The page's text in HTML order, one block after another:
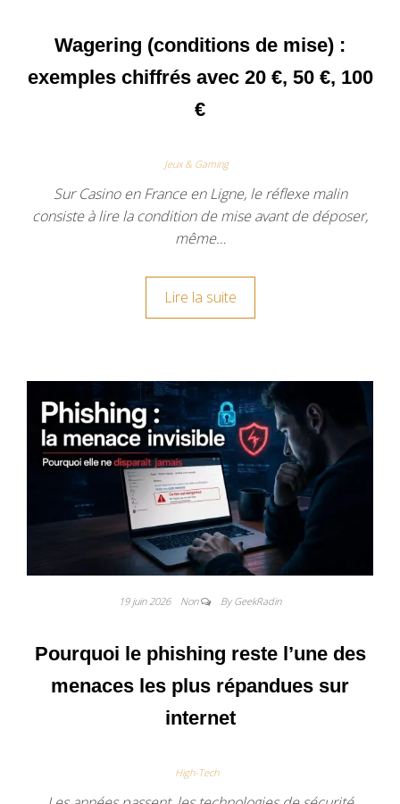
Wagering (conditions de mise) :
exemples chiffrés avec 20 €, 50 €, 100
€
Jeux & Gaming
Sur Casino en France en Ligne, le réflexe malin
consiste à lire la condition de mise avant de déposer,
même…
Lire la suite
19 juin 2026 Non By GeekRadin
Pourquoi le phishing reste l’une des
menaces les plus répandues sur
internet
High-Tech